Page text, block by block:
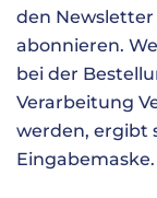
den
abonnieren.
bei der
Verarbeitung
werden, ergibt
Eingabemaske.